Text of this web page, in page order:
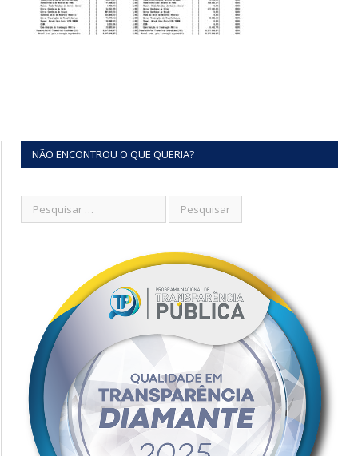
NÃO ENCONTROU O QUE QUERIA?